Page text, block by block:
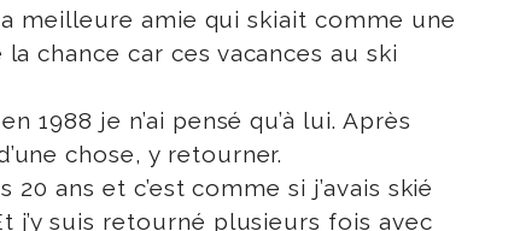
meilleure amie qui skiait comme une
chance car ces vacances au ski
1988 je n’ai pensé qu’à lui. Après
chose, y retourner.
ans et c’est comme si j’avais skié
j’y suis retourné plusieurs fois avec